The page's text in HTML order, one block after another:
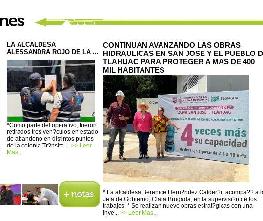
LA ALCALDESA
ALESSANDRA ROJO DE LA ...
*Como parte del operativo, fueron
retirados tres veh?culos en estado
de abandono en distintos puntos
de la colonia Tr?nsito.... >> Leer
Mas...
CONTINUAN AVANZANDO LAS OBRAS
HIDRAULICAS EN SAN JOSE Y EL PUEBLO
TLAHUAC PARA PROTEGER A MAS DE 400
MIL HABITANTES
* La alcaldesa Berenice Hern?ndez Calder?n acompa?? a
Jefa de Gobierno, Clara Brugada, en la supervisi?n de los
trabajos. * Se realizan nueve obras estrat?gicas con una
inve... >> Leer Mas...